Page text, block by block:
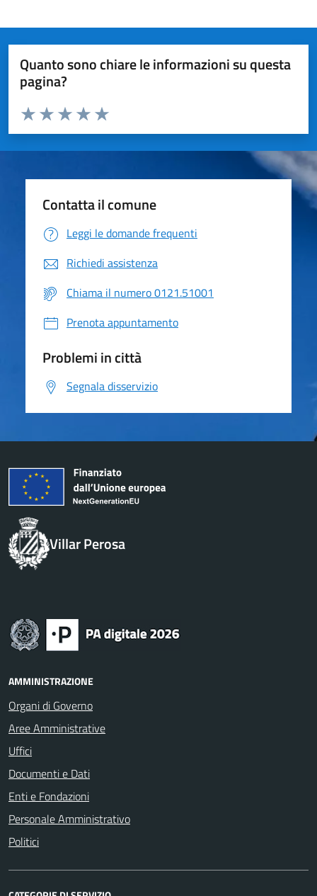
Quanto sono chiare le informazioni su questa
pagina?
Valuta da 1 a 5 stelle la pagina
Valuta 5 stelle su 5
Valuta 4 stelle su 5
Valuta 3 stelle su 5
Valuta 2 stelle su 5
Valuta 1 stelle su 5
Contatta il comune
Leggi le domande frequenti
Richiedi assistenza
Chiama il numero 0121.51001
Prenota appuntamento
Problemi in città
Segnala disservizio
Villar Perosa
AMMINISTRAZIONE
Organi di Governo
Aree Amministrative
Uffici
Documenti e Dati
Enti e Fondazioni
Personale Amministrativo
Politici